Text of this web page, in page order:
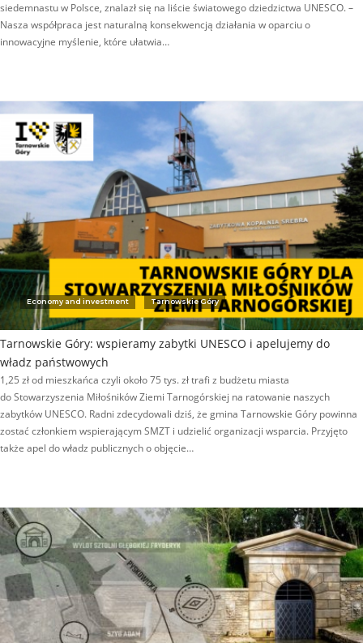
siedemnastu w Polsce, znalazł się na liście światowego dziedzictwa UNESCO. –
Nasza współpraca jest naturalną konsekwencją działania w oparciu o
innowacyjne myślenie, które ułatwia…
Economy and investment Tarnowskie Góry
Tarnowskie Góry: wspieramy zabytki UNESCO i apelujemy do
władz państwowych
1,25 zł od mieszkańca czyli około 75 tys. zł trafi z budżetu miasta
do Stowarzyszenia Miłośników Ziemi Tarnogórskiej na ratowanie naszych
zabytków UNESCO. Radni zdecydowali dziś, że gmina Tarnowskie Góry powinna
zostać członkiem wspierającym SMZT i udzielić organizacji wsparcia. Przyjęto
także apel do władz publicznych o objęcie…